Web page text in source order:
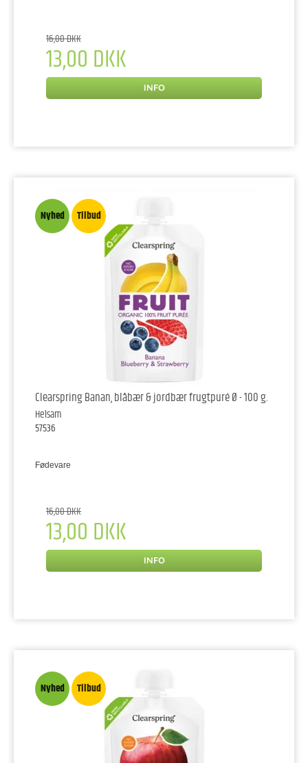
16,00 DKK
13,00 DKK
INFO
Nyhed Tilbud
Clearspring Banan, blåbær & jordbær frugtpuré Ø - 100 g.
Helsam
57536
Fødevare
16,00 DKK
13,00 DKK
INFO
Nyhed Tilbud